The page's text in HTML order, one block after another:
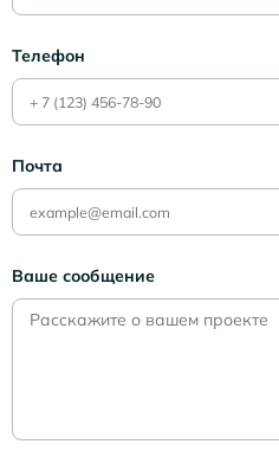
Телефон
Почта
Ваше сообщение